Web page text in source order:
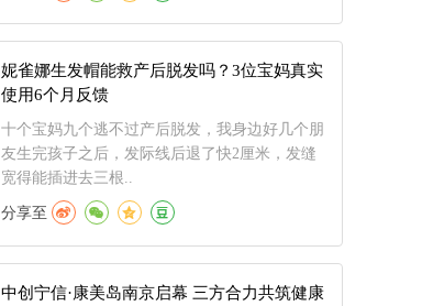
妮雀娜生发帽能救产后脱发吗？3位宝妈真实
使用6个月反馈
十个宝妈九个逃不过产后脱发，我身边好几个朋
友生完孩子之后，发际线后退了快2厘米，发缝
宽得能插进去三根..
分享至
中创宁信·康美岛南京启幕 三方合力共筑健康